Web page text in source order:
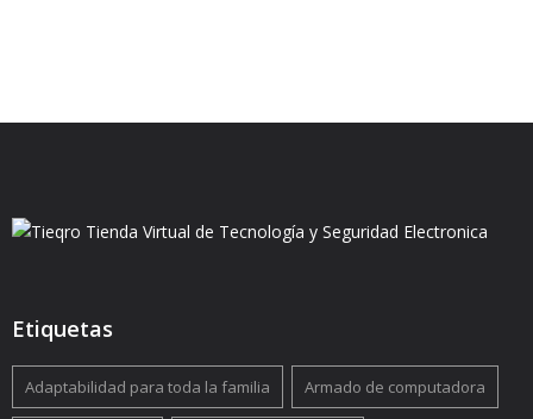
Etiquetas
Adaptabilidad para toda la familia Armado de computadora